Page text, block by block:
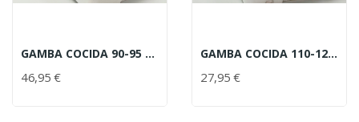
GAMBA COCIDA 90-95 PIEZAS
46,95 €
GAMBA COCIDA 110-120 PIEZAS
27,95 €